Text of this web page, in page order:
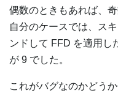
偶数のときもあれば、
自分のケースでは、ス
ンドして FFD を適用し
が 9 でした。
これがバグなのかどう